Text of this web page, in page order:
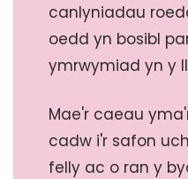
canlyniadau
oedd yn bosibl
ymrwymiad yn y
Mae'r caeau
cadw i'r safon
felly ac o ran y